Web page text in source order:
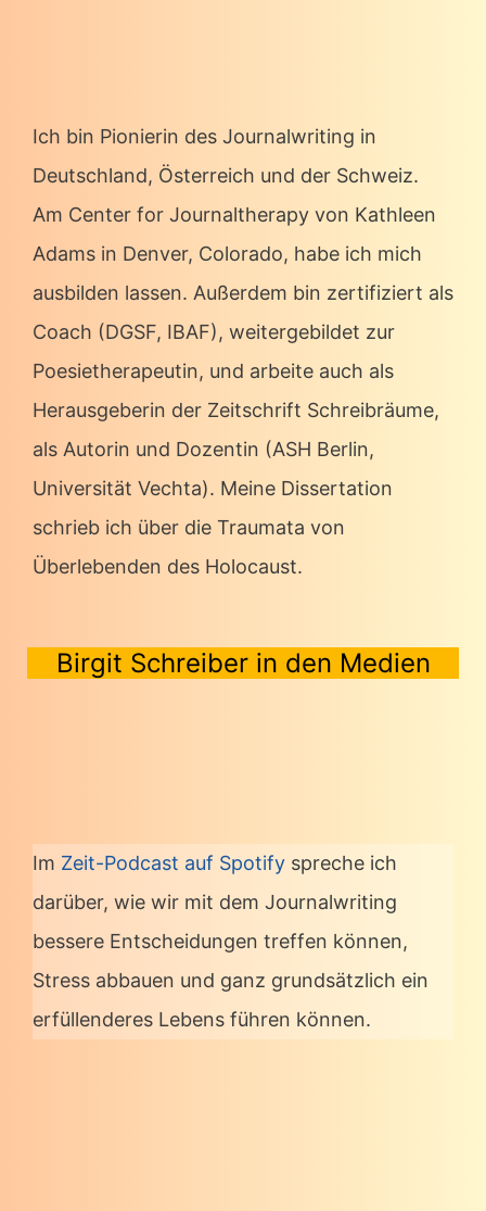
Ich bin Pionierin des Journalwriting in
Deutschland, Österreich und der Schweiz.
Am Center for Journaltherapy von Kathleen
Adams in Denver, Colorado, habe ich mich
ausbilden lassen. Außerdem bin zertifiziert als
Coach (DGSF, IBAF), weitergebildet zur
Poesietherapeutin, und arbeite auch als
Herausgeberin der Zeitschrift Schreibräume,
als Autorin und Dozentin (ASH Berlin,
Universität Vechta). Meine Dissertation
schrieb ich über die Traumata von
Überlebenden des Holocaust.
Birgit Schreiber in den Medien
Im Zeit-Podcast auf Spotify spreche ich
darüber, wie wir mit dem Journalwriting
bessere Entscheidungen treffen können,
Stress abbauen und ganz grundsätzlich ein
erfüllenderes Lebens führen können.